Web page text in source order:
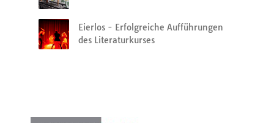
Eierlos - Erfolgreiche Aufführungen
des Literaturkurses